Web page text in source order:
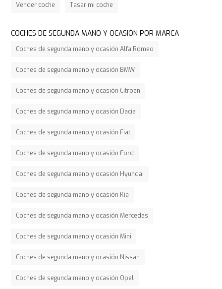
Vender coche Tasar mi coche
COCHES DE SEGUNDA MANO Y OCASIÓN POR MARCA
Coches de segunda mano y ocasión Alfa Romeo
Coches de segunda mano y ocasión BMW
Coches de segunda mano y ocasión Citroen
Coches de segunda mano y ocasión Dacia
Coches de segunda mano y ocasión Fiat
Coches de segunda mano y ocasión Ford
Coches de segunda mano y ocasión Hyundai
Coches de segunda mano y ocasión Kia
Coches de segunda mano y ocasión Mercedes
Coches de segunda mano y ocasión Mini
Coches de segunda mano y ocasión Nissan
Coches de segunda mano y ocasión Opel